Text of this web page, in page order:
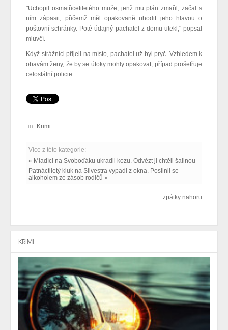
"Uchopil osmatřicetiletého muže, jenž mu plán zmařil, začal s
ním zápasit, přičemž měl opakovaně uhodit jeho hlavou o
poštovní schránky. Poté údajný pachatel z domu utekl," popsal
mluvčí.
Když strážníci přijeli na místo, pachatel už byl pryč. Vzhledem k
obavám ženy, že by se útoky mohly opakovat, případ prošetřuje
celostátní policie.
in Krimi
Více z této kategorie:
« Mladíci na Svoboďáku ukradli kozu. Odvézt ji chtěli šalinou
Patnáctiletý kluk na Silvestra vypadl z okna. Posilnil se
alkoholem ze zásob rodičů »
zpátky nahoru
KRIMI